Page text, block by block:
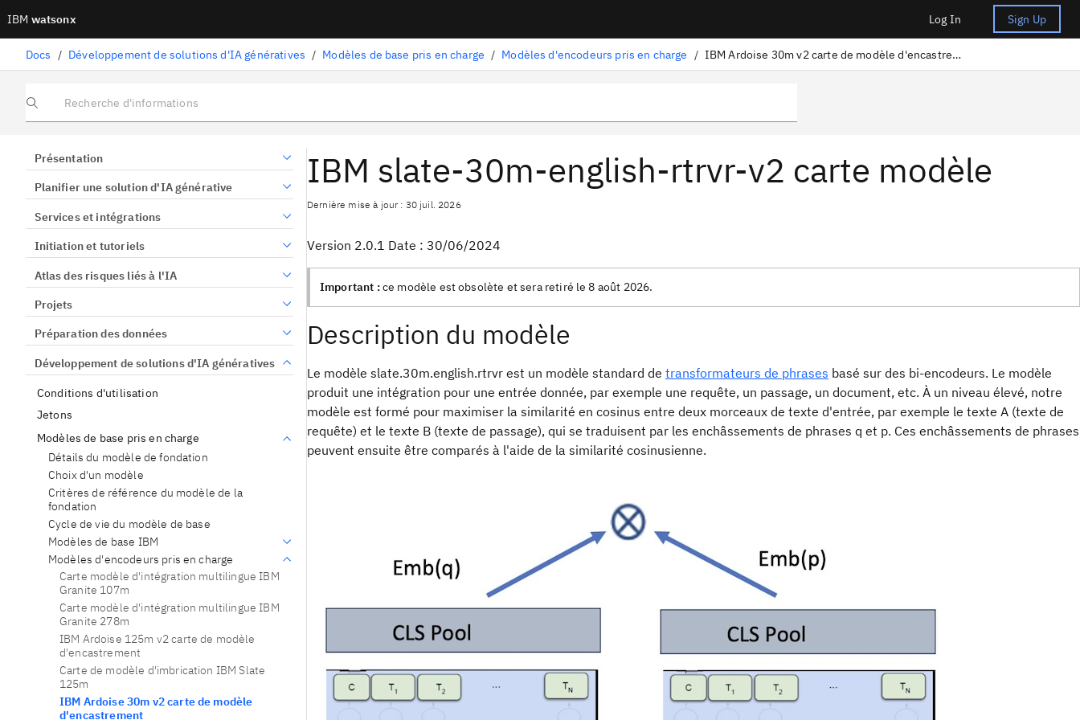
IBM watsonx Log In Sign Up
Docs / Développement de solutions d'IA génératives / Modèles de base pris en charge / Modèles d'encodeurs pris en charge / IBM Ardoise 30m v2 carte de modèle d'encastrement
Recherche d'informations
Présentation
Planifier une solution d'IA générative
Services et intégrations
Initiation et tutoriels
Atlas des risques liés à l'IA
Projets
Préparation des données
Développement de solutions d'IA génératives
Conditions d'utilisation
Jetons
Modèles de base pris en charge
Détails du modèle de fondation
Choix d'un modèle
Critères de référence du modèle de la
fondation
Cycle de vie du modèle de base
Modèles de base IBM
Modèles d'encodeurs pris en charge
Carte modèle d'intégration multilingue IBM
Granite 107m
Carte modèle d'intégration multilingue IBM
Granite 278m
IBM Ardoise 125m v2 carte de modèle
d'encastrement
Carte de modèle d'imbrication IBM Slate
125m
IBM Ardoise 30m v2 carte de modèle
d'encastrement
IBM slate-30m-english-rtrvr-v2 carte modèle
Dernière mise à jour : 30 juil. 2026
Version 2.0.1 Date : 30/06/2024
Important :ce modèle est obsolète et sera retiré le 8 août 2026.
Description du modèle
Le modèle slate.30m.english.rtrvr est un modèle standard de transformateurs de phrases basé sur des bi-encodeurs. Le modèle
produit une intégration pour une entrée donnée, par exemple une requête, un passage, un document, etc. À un niveau élevé, notre
modèle est formé pour maximiser la similarité en cosinus entre deux morceaux de texte d'entrée, par exemple le texte A (texte de
requête) et le texte B (texte de passage), qui se traduisent par les enchâssements de phrases q et p. Ces enchâssements de phrases
peuvent ensuite être comparés à l'aide de la similarité cosinusienne.